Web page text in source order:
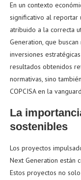
En un contexto
significativo al reportar
atribuido a la correcta
Generation, que
inversiones
resultados obtenidos
normativas, sino
COPCISA en la
La
sostenibles
Los proyectos
Next Generation están
Estos proyectos no